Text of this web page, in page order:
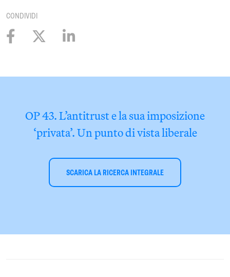
CONDIVIDI
OP 43. L’antitrust e la sua imposizione
‘privata’. Un punto di vista liberale
SCARICA LA RICERCA INTEGRALE